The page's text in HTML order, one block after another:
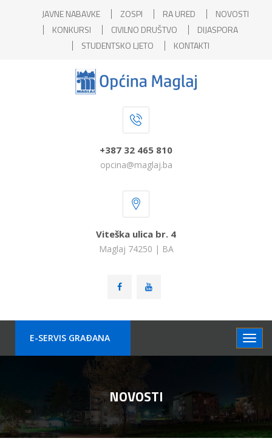
JAVNE NABAVKE ZOSPI RA URED
NOVOSTI
KONKURSI
CIVILNO DRUŠTVO
DIJASPORA
STUDENTSKO LJETO
KONTAKTI
+387 32 465 810
opcina@maglaj.ba
Viteška ulica br. 4
Maglaj 74250 | BA
E-SERVIS GRAÐANA
NOVOSTI